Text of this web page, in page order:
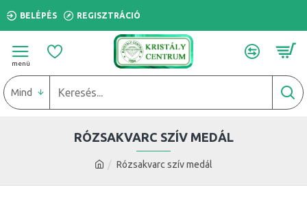
BELÉPÉS REGISZTRÁCIÓ
Mind
Rózsakvarc szív medál
RÓZSAKVARC SZÍV MEDÁL